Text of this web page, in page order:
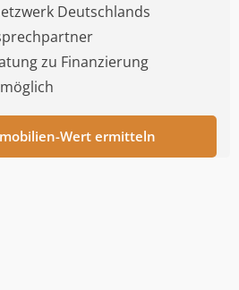
Deutschlands
zu Finanzierung
Wert ermitteln